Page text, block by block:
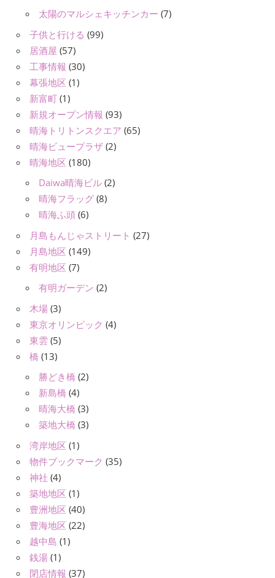
太陽のマルシェキッチンカー (7)
子供と行ける (99)
居酒屋 (57)
工事情報 (30)
幕張地区 (1)
新富町 (1)
新規オープン情報 (93)
晴海トリトンスクエア (65)
晴海ビュープラザ (2)
晴海地区 (180)
Daiwa晴海ビル (2)
晴海フラッグ (8)
晴海ふ頭 (6)
月島もんじゃストリート (27)
月島地区 (149)
有明地区 (7)
有明ガーデン (2)
木場 (3)
東京オリンピック (4)
東雲 (5)
橋 (13)
勝どき橋 (2)
新島橋 (4)
晴海大橋 (3)
築地大橋 (3)
湾岸地区 (1)
物件ブックマーク (35)
神社 (4)
築地地区 (1)
豊洲地区 (40)
豊海地区 (22)
越中島 (1)
銭湯 (1)
閉店情報 (37)